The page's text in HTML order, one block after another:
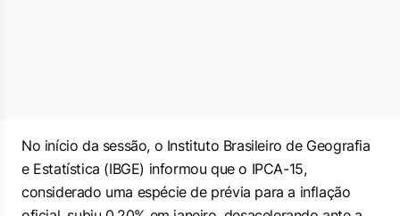
No início da sessão, o Instituto Brasileiro de Geografia
e Estatística (IBGE) informou que o IPCA-15,
considerado uma espécie de prévia para a inflação